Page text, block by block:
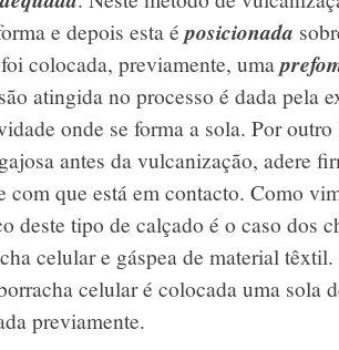
e depois esta é posicionada
colocada, previamente, uma
atingida no processo é dada pela
onde se forma a sola. Por
antes da vulcanização, adere
com que está em contacto. Como
deste tipo de calçado é o caso dos
celular e gáspea de material
celular é colocada uma sola
previamente.